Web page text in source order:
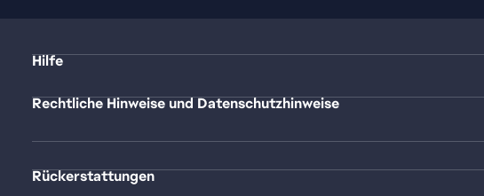
Hilfe
Rechtliche Hinweise und Datenschutzhinweise
Rückerstattungen